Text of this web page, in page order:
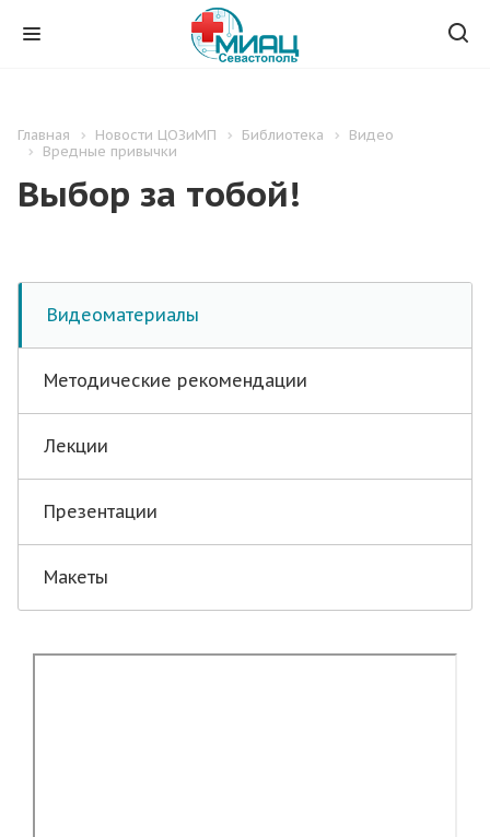
Главная Новости ЦОЗиМП Библиотека
Видео
Вредные привычки
Выбор за тобой!
Видеоматериалы
Методические рекомендации
Лекции
Презентации
Макеты